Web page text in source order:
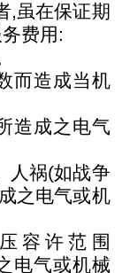
,虽在保证期
务费用:
而造成当机
造成之电气
人祸(如战争
之电气或机
容许范围
电气或机械